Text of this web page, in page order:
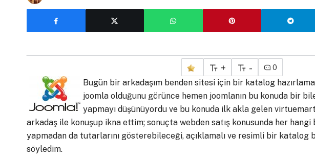
+ - 0
Bugün bir arkadaşım benden sitesi için bir katalog
joomla olduğunu görünce hemen joomlanın bu konuda bir
yapmayı düşünüyordu ve bu konuda ilk akla gelen
arkadaş ile konuşup ikna ettim; sonuçta webden satış konusunda her
yapmadan da tutarlarını gösterebileceği, açıklamalı ve resimli bir katalog
söyledim.